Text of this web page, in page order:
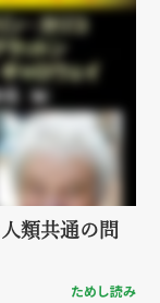
類共通の問
ためし読み